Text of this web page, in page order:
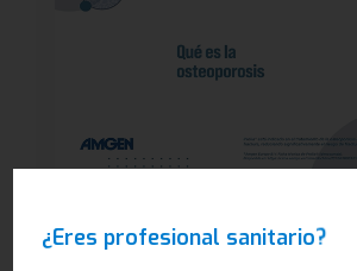
¿Eres profesional sanitario?
Dra. Silvia González: El papel del